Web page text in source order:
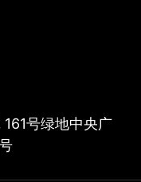
号绿地中央广